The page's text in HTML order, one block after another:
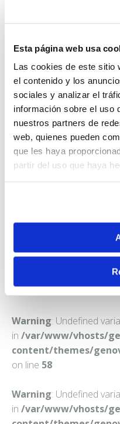
Esta página web usa
Las cookies de este sitio
el contenido y los
sociales y analizar el
información sobre el uso
nuestros partners de
web, quienes pueden
que les haya
partir del uso que haya
FARMACIA CB JOSE
LAS PALMAS DE GRAN
Warning: Undefined
in /var/www/vhosts/
content/themes/
on line 58
Warning: Undefined
in /var/www/vhosts/